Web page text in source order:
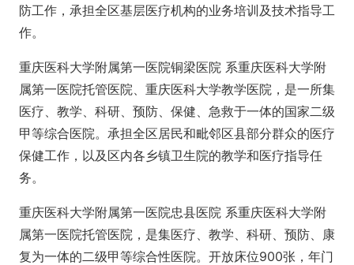
防工作，承担全区基层医疗机构的业务培训及技术指导工
作。
重庆医科大学附属第一医院铜梁医院 系重庆医科大学附
属第一医院托管医院、重庆医科大学教学医院，是一所集
医疗、教学、科研、预防、保健、急救于一体的国家二级
甲等综合医院。承担全区居民和毗邻区县部分群众的医疗
保健工作，以及区内各乡镇卫生院的教学和医疗指导任
务。
重庆医科大学附属第一医院忠县医院 系重庆医科大学附
属第一医院托管医院，是集医疗、教学、科研、预防、康
复为一体的二级甲等综合性医院。开放床位900张，年门